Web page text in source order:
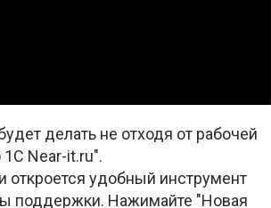
делать не отходя от рабочей
Near-it.ru".
откроется удобный инструмент
поддержки. Нажимайте "Новая